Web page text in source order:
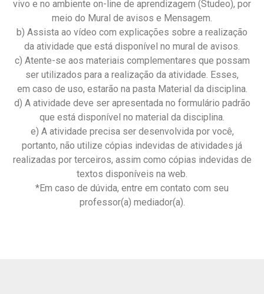
vivo e no ambiente on-line de aprendizagem (Studeo), por
meio do Mural de avisos e Mensagem.
b) Assista ao vídeo com explicações sobre a realização
da atividade que está disponível no mural de avisos.
c) Atente-se aos materiais complementares que possam
ser utilizados para a realização da atividade. Esses,
em caso de uso, estarão na pasta Material da disciplina.
d) A atividade deve ser apresentada no formulário padrão
que está disponível no material da disciplina.
e) A atividade precisa ser desenvolvida por você,
portanto, não utilize cópias indevidas de atividades já
realizadas por terceiros, assim como cópias indevidas de
textos disponíveis na web.
*Em caso de dúvida, entre em contato com seu
professor(a) mediador(a).